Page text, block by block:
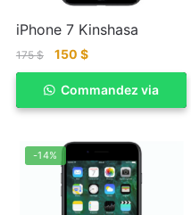
iPhone 7 Kinshasa
175$ 150 $
ACHETER
Commandez via
-14%